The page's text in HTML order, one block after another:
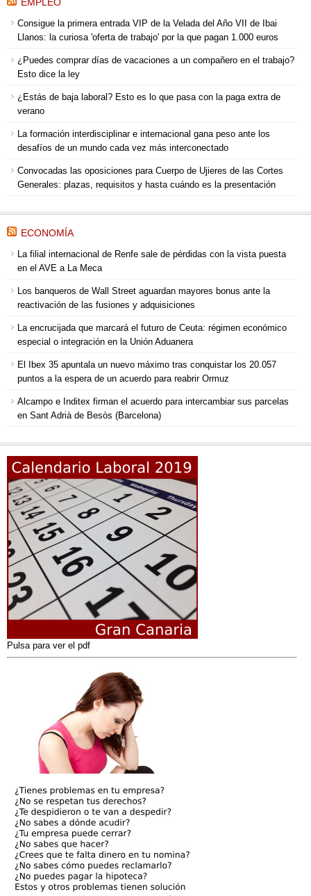
Consigue la primera entrada VIP de la Velada del Año VII de Ibai
Llanos: la curiosa 'oferta de trabajo' por la que pagan 1.000 euros
¿Puedes comprar días de vacaciones a un compañero en el trabajo?
Esto dice la ley
¿Estás de baja laboral? Esto es lo que pasa con la paga extra de
verano
La formación interdisciplinar e internacional gana peso ante los
desafíos de un mundo cada vez más interconectado
Convocadas las oposiciones para Cuerpo de Ujieres de las Cortes
Generales: plazas, requisitos y hasta cuándo es la presentación
ECONOMÍA
La filial internacional de Renfe sale de pérdidas con la vista puesta
en el AVE a La Meca
Los banqueros de Wall Street aguardan mayores bonus ante la
reactivación de las fusiones y adquisiciones
La encrucijada que marcará el futuro de Ceuta: régimen económico
especial o integración en la Unión Aduanera
El Ibex 35 apuntala un nuevo máximo tras conquistar los 20.057
puntos a la espera de un acuerdo para reabrir Ormuz
Alcampo e Inditex firman el acuerdo para intercambiar sus parcelas
en Sant Adrià de Besòs (Barcelona)
Pulsa para ver el pdf